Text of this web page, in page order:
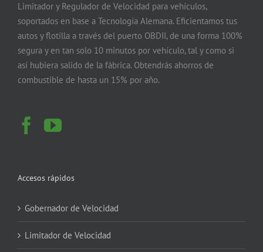
Limitador y Regulador de Velocidad para vehículos,
soportados en base a Tecnología Alemana. Eficientamos tus
autos y flotilla a través del puerto OBDII, de una forma 100%
segura y en tan solo 10 minutos por vehículo, tal y como si
así hubiera salido de la fábrica. Obtendrás ahorros de
combustible de hasta un 15% por año.
Accesos rápidos
Gobernador de Velocidad
Limitador de Velocidad